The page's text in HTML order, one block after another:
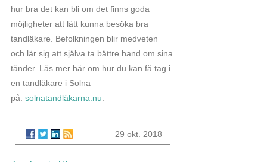
hur bra det kan bli om det finns goda
möjligheter att lätt kunna besöka bra
tandläkare. Befolkningen blir medveten
och lär sig att själva ta bättre hand om sina
tänder. Läs mer här om hur du kan få tag i
en tandläkare i Solna
på:solnatandläkarna.nu.
29 okt. 2018